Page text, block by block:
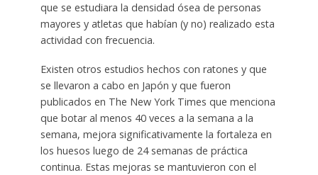
que se estudiara la densidad ósea de personas
mayores y atletas que habían (y no) realizado esta
actividad con frecuencia.
Existen otros estudios hechos con ratones y que
se llevaron a cabo en Japón y que fueron
publicados en The New York Times que menciona
que botar al menos 40 veces a la semana a la
semana, mejora significativamente la fortaleza en
los huesos luego de 24 semanas de práctica
continua. Estas mejoras se mantuvieron con el